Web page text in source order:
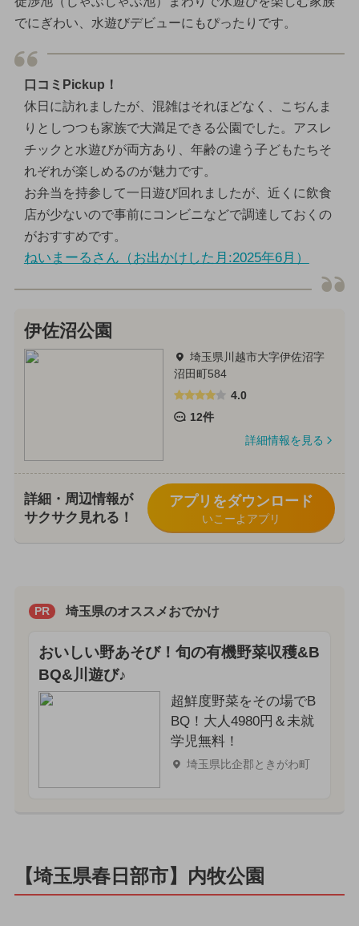
でにぎわい、水遊びデビューにもぴったりです。
口コミPickup！
休日に訪れましたが、混雑はそれほどなく、こぢんま
りとしつつも家族で大満足できる公園でした。アスレ
チックと水遊びが両方あり、年齢の違う子どもたちそ
れぞれが楽しめるのが魅力です。
お弁当を持参して一日遊び回れましたが、近くに飲食
店が少ないので事前にコンビニなどで調達しておくの
がおすすめです。
ねいまーるさん（お出かけした月:2025年6月）
伊佐沼公園
埼玉県川越市大字伊佐沼字
沼田町584
4.0
12件
詳細情報を見る
詳細・周辺情報が
サクサク見れる！
アプリをダウンロード
いこーよアプリ
PR 埼玉県のオススメおでかけ
おいしい野あそび！旬の有機野菜収穫&B
BQ&川遊び♪
超鮮度野菜をその場でB
BQ！大人4980円＆未就
学児無料！
埼玉県比企郡ときがわ町
【埼玉県春日部市】内牧公園